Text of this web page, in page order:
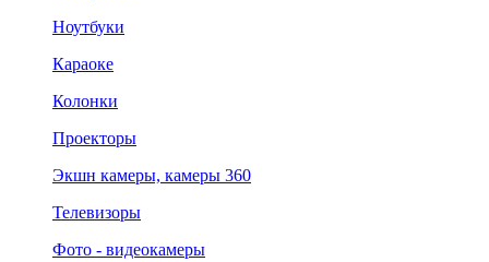
Ноутбуки
Караоке
Колонки
Проекторы
Экшн камеры, камеры 360
Телевизоры
Фото - видеокамеры